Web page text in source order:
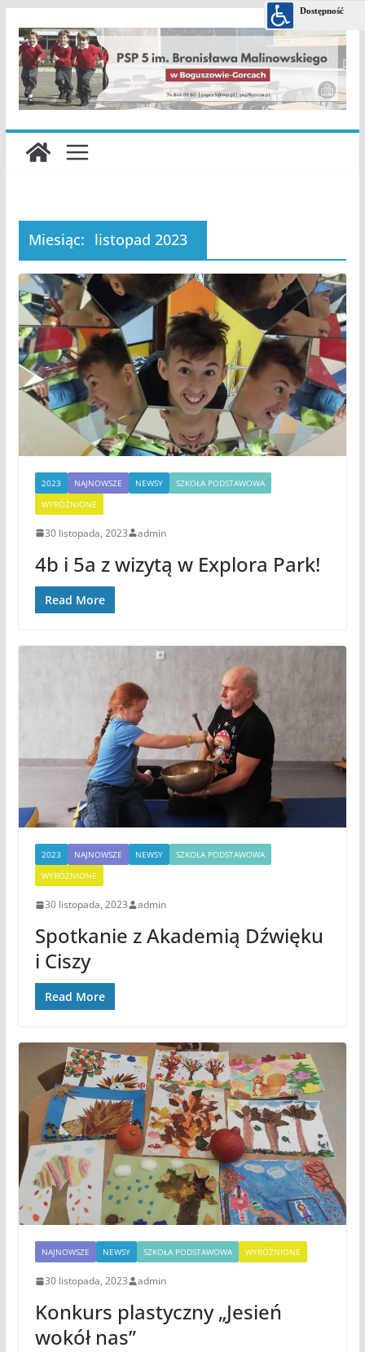
treści
Miesiąc: listopad 2023
2023 NAJNOWSZE NEWSY
SZKOŁA PODSTAWOWA
WYRÓŻNIONE
30 listopada, 2023 admin
4b i 5a z wizytą w Explora Park!
Read More
2023 NAJNOWSZE NEWSY
SZKOŁA PODSTAWOWA
WYRÓŻNIONE
30 listopada, 2023 admin
Spotkanie z Akademią Dźwięku
i Ciszy
Read More
NAJNOWSZE NEWSY SZKOŁA PODSTAWOWA WYRÓŻNIONE
30 listopada, 2023 admin
Konkurs plastyczny „Jesień
wokół nas”